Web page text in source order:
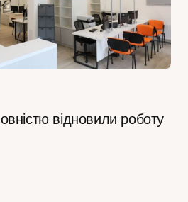
відновили роботу